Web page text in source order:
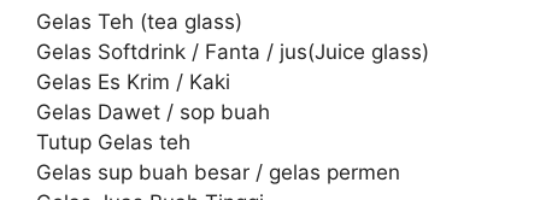
Gelas Teh (tea glass)
Gelas Softdrink / Fanta / jus(Juice glass)
Gelas Es Krim / Kaki
Gelas Dawet / sop buah
Tutup Gelas teh
Gelas sup buah besar / gelas permen